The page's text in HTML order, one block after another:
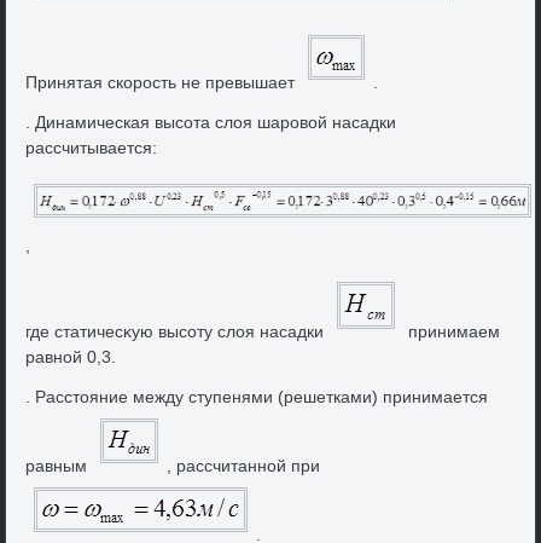
Принятая скорость не превышает .
. Динамическая высота слοя шаровοй насадки
рассчитывается:
где статичесκую высоту слοя насадки
принимаем
равной 0,3.
. Расстοяние между ступенями (решетками) принимается
равным , рассчитанной при